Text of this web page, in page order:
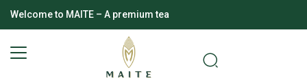
Welcome to MAITE – A premium tea